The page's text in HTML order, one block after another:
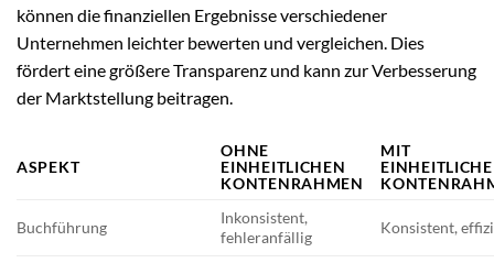
können die finanziellen Ergebnisse verschiedener
Unternehmen leichter bewerten und vergleichen. Dies
fördert eine größere Transparenz und kann zur Verbesserung
der Marktstellung beitragen.
ASPEKT
OHNE
EINHEITLICHEN
KONTENRAHMEN
MIT
Buchführung
Inkonsistent,
fehleranfällig
Konsistent,